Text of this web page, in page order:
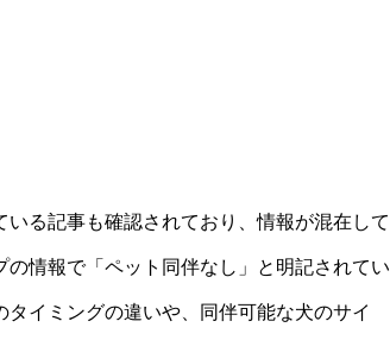
る記事も確認されており、情報が混在して
情報で「ペット同伴なし」と明記されてい
イミングの違いや、同伴可能な犬のサイ